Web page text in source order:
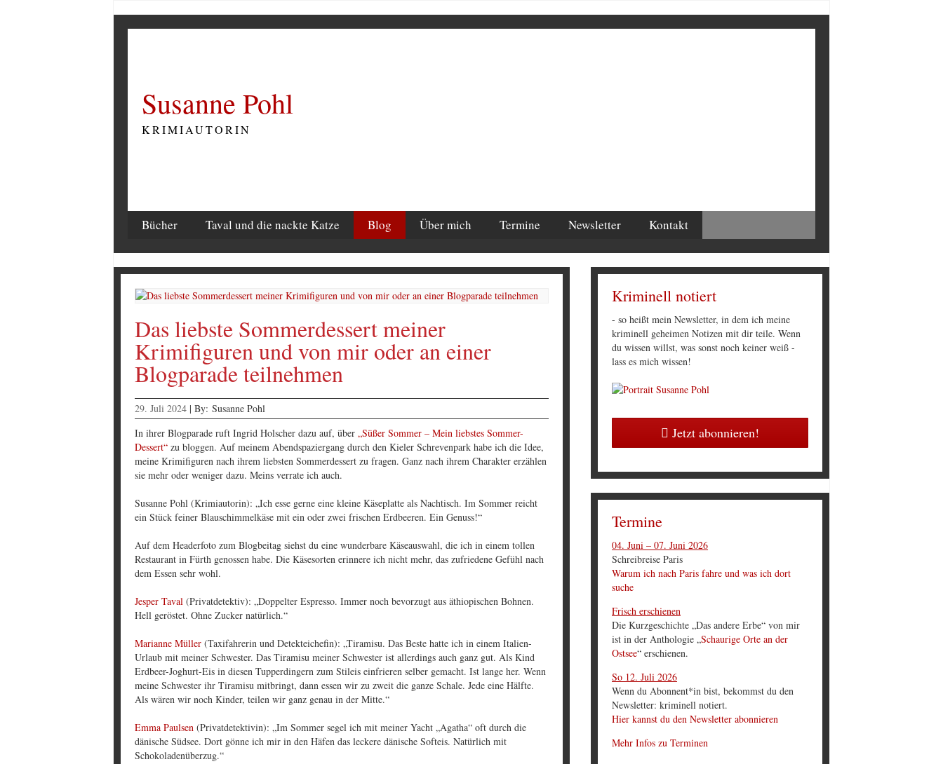
Susanne Pohl
KRIMIAUTORIN
Bücher Taval und die nackte Katze Blog Über mich Termine Newsletter Kontakt
Das liebste Sommerdessert meiner
Krimifiguren und von mir oder an einer
Blogparade teilnehmen
29. Juli 2024 | By: Susanne Pohl
In ihrer Blogparade ruft Ingrid Holscher dazu auf, über „Süßer Sommer – Mein liebstes Sommer-
Dessert“ zu bloggen. Auf meinem Abendspaziergang durch den Kieler Schrevenpark habe ich die Idee,
meine Krimifiguren nach ihrem liebsten Sommerdessert zu fragen. Ganz nach ihrem Charakter erzählen
sie mehr oder weniger dazu. Meins verrate ich auch.
Susanne Pohl (Krimiautorin): „Ich esse gerne eine kleine Käseplatte als Nachtisch. Im Sommer reicht
ein Stück feiner Blauschimmelkäse mit ein oder zwei frischen Erdbeeren. Ein Genuss!“
Auf dem Headerfoto zum Blogbeitag siehst du eine wunderbare Käseauswahl, die ich in einem tollen
Restaurant in Fürth genossen habe. Die Käsesorten erinnere ich nicht mehr, das zufriedene Gefühl nach
dem Essen sehr wohl.
Jesper Taval (Privatdetektiv): „Doppelter Espresso. Immer noch bevorzugt aus äthiopischen Bohnen.
Hell geröstet. Ohne Zucker natürlich.“
Marianne Müller (Taxifahrerin und Detekteichefin): „Tiramisu. Das Beste hatte ich in einem Italien-
Urlaub mit meiner Schwester. Das Tiramisu meiner Schwester ist allerdings auch ganz gut. Als Kind
Erdbeer-Joghurt-Eis in diesen Tupperdingern zum Stileis einfrieren selber gemacht. Ist lange her. Wenn
meine Schwester ihr Tiramisu mitbringt, dann essen wir zu zweit die ganze Schale. Jede eine Hälfte.
Als wären wir noch Kinder, teilen wir ganz genau in der Mitte.“
Emma Paulsen (Privatdetektivin): „Im Sommer segel ich mit meiner Yacht „Agatha“ oft durch die
dänische Südsee. Dort gönne ich mir in den Häfen das leckere dänische Softeis. Natürlich mit
Schokoladenüberzug.“
Kriminell notiert
- so heißt mein Newsletter, in dem ich meine
kriminell geheimen Notizen mit dir teile. Wenn
du wissen willst, was sonst noch keiner weiß -
lass es mich wissen!
Jetzt abonnieren!
Termine
04. Juni – 07. Juni 2026
Schreibreise Paris
Warum ich nach Paris fahre und was ich dort
suche
Frisch erschienen
Die Kurzgeschichte „Das andere Erbe“ von mir
ist in der Anthologie „Schaurige Orte an der
Ostsee“ erschienen.
So 12. Juli 2026
Wenn du Abonnent*in bist, bekommst du den
Newsletter: kriminell notiert.
Hier kannst du den Newsletter abonnieren
Mehr Infos zu Terminen